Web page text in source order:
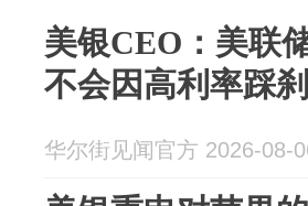
美银CEO：美联
不会因高利率踩
华尔街见闻官方 2026-08-